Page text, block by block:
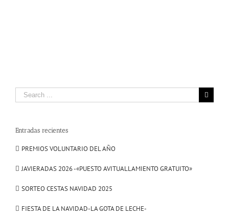
Search
for:
Entradas recientes
PREMIOS VOLUNTARIO DEL AÑO
JAVIERADAS 2026 -«PUESTO AVITUALLAMIENTO GRATUITO»
SORTEO CESTAS NAVIDAD 2025
FIESTA DE LA NAVIDAD-LA GOTA DE LECHE-